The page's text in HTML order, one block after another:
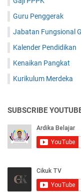
Guru Penggerak
Jabatan Fungsional
Kalender Pendidikan
Kenaikan Pangkat
Kurikulum Merdeka
SUBSCRIBE